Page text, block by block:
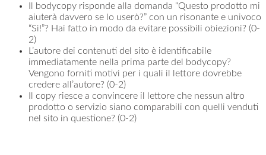
Il bodycopy risponde alla domanda “Questo prodotto mi
aiuterà davvero se lo userò?” con un risonante e univoco
“Sì!”? Hai fatto in modo da evitare possibili obiezioni? (0-
2)
L’autore dei contenuti del sito è identificabile
immediatamente nella prima parte del bodycopy?
Vengono forniti motivi per i quali il lettore dovrebbe
credere all’autore? (0-2)
Il copy riesce a convincere il lettore che nessun altro
prodotto o servizio siano comparabili con quelli venduti
nel sito in questione? (0-2)